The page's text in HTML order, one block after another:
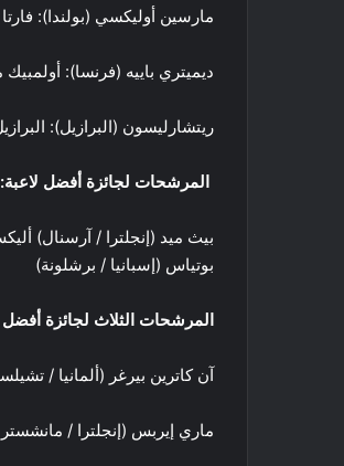
مارسين أوليكسي (بولندا):
ديميتري باييه (فرنسا):
ريتشارليسون (البرازيل):
المرشحات لجائزة أفضل لاعبة:
بيث ميد (إنجلترا / آرسنال)
بوتياس (إسبانيا / برشلونة)
المرشحات الثلاث لجائزة
آن كاترين بيرغر (ألمانيا /
ماري إيربس (إنجلترا / مانشستر